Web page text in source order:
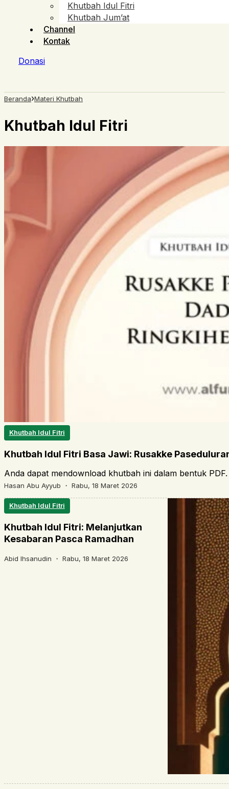
Khutbah Idul Fitri
Khutbah Jum’at
Channel
Kontak
Donasi
Beranda›Materi Khutbah
Khutbah Idul Fitri
Khutbah Idul Fitri
Khutbah Idul Fitri Basa Jawi: Rusakke
Anda dapat mendownload khutbah ini dalam bentuk
Hasan Abu Ayyub ・ Rabu, 18 Maret 2026
Khutbah Idul Fitri
Khutbah Idul Fitri: Melanjutkan
Kesabaran Pasca Ramadhan
Abid Ihsanudin ・ Rabu, 18 Maret 2026